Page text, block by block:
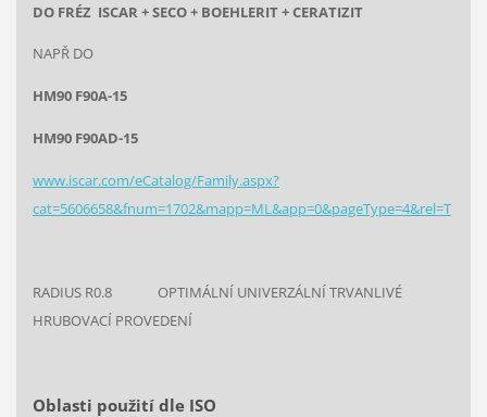
DO FRÉZ ISCAR + SECO + BOEHLERIT + CERATIZIT
NAPŘ DO
HM90 F90A-15
HM90 F90AD-15
www.iscar.com/eCatalog/Family.aspx?
cat=5606658&fnum=1702&mapp=ML&app=0&pageType=4&rel=T
RADIUS R0.8 OPTIMÁLNÍ UNIVERZÁLNÍ TRVANLIVÉ
HRUBOVACÍ PROVEDENÍ
Oblasti použití dle ISO